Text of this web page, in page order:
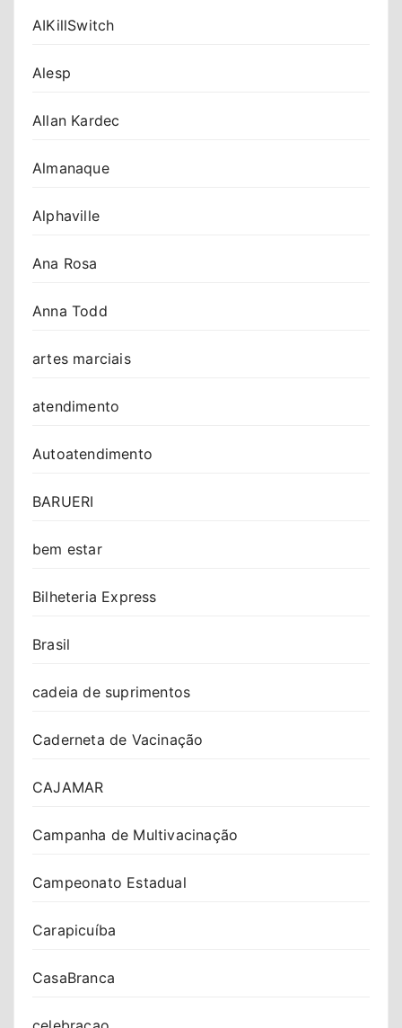
AIKillSwitch
Alesp
Allan Kardec
Almanaque
Alphaville
Ana Rosa
Anna Todd
artes marciais
atendimento
Autoatendimento
BARUERI
bem estar
Bilheteria Express
Brasil
cadeia de suprimentos
Caderneta de Vacinação
CAJAMAR
Campanha de Multivacinação
Campeonato Estadual
Carapicuíba
CasaBranca